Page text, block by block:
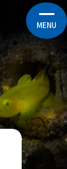
MENU